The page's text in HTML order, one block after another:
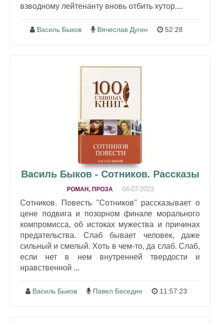
взводному лейтенанту вновь отбить хутор....
Василь Быков Вячеслав Дугин 52:28
Василь Быков - Сотников. Рассказы
РОМАН, ПРОЗА 04-07-2023
Сотников. Повесть "Сотников" рассказывает о
цене подвига и позорном финале морального
компромисса, об истоках мужества и причинах
предательства. Слаб бывает человек, даже
сильный и смелый. Хоть в чем-то, да слаб. Слаб,
если нет в нем внутренней твердости и
нравственной ...
Василь Быков Павел Беседин 11:57:23